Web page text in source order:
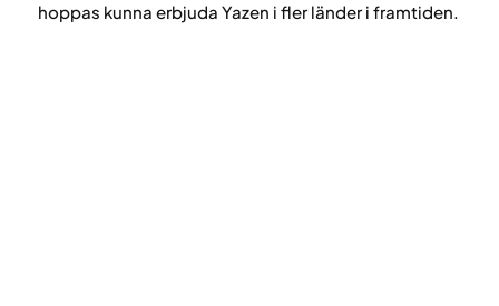
hoppas kunna erbjuda Yazen i fler länder i framtiden.